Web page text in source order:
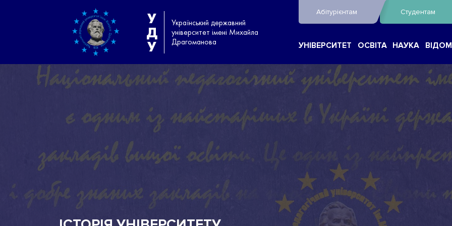
У
Д
У
Український державний
університет імені Михайла
Драгоманова
Абітурієнтам Студентам
УНІВЕРСИТЕТ ОСВІТА НАУКА